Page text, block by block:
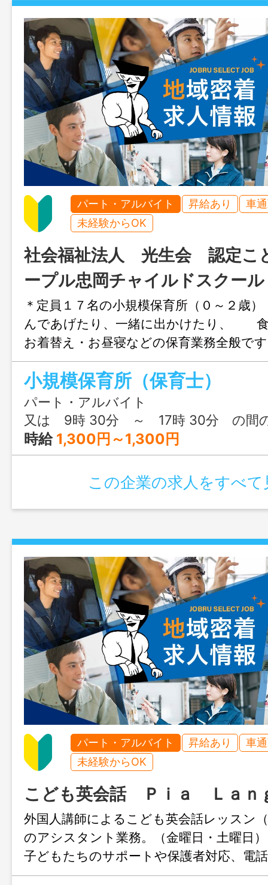
パート・アルバイト 昇給あり
車
未経験からOK
社会福祉法人 光生会 認定
ープル忠岡チャイルドスクール
＊定員１７名の小規模保育所（０～２
んであげたり、一緒に出かけたり、
お着替え・お昼寝などの保育業務全般
達の成長を間近で感じながら、一緒に
くっていきましょう。 ※ブランクのあ
で未経験の方も大丈夫！ 皆で支え合い
す！ 【変更範囲：変更なし】
小規模保育所（保育士）
パート・アルバイト
又は 9時 30分 ～ 17時 30分 の間
時給 1,300円～1,300円
この企業の求人をすべて
パート・アルバイト 昇給あり
車
未経験からOK
こども英会話 Ｐｉａ Ｌａｎ
外国人講師によるこども英会話レッスン
のアシスタント業務。（金曜日・土曜日
子どもたちのサポートや保護者対応、電
問い合わせ対応。 出席管理や月謝管理